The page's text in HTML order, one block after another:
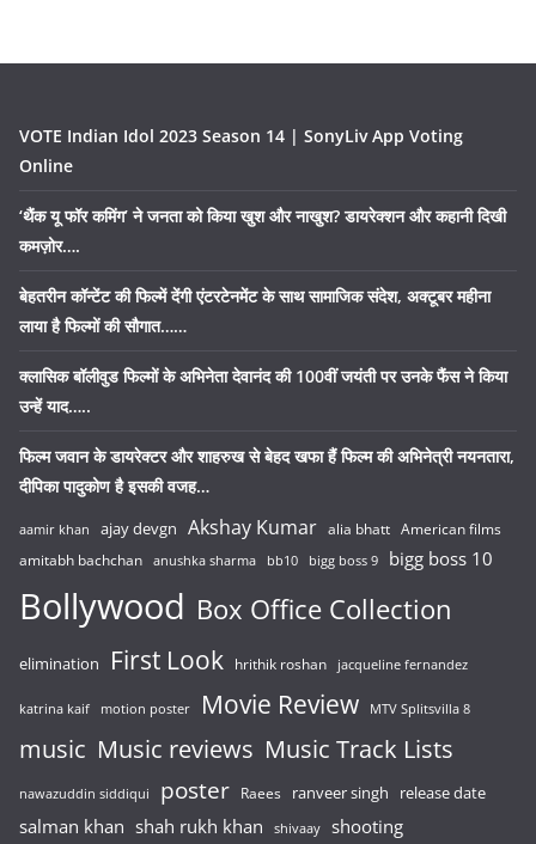
VOTE Indian Idol 2023 Season 14 | SonyLiv App Voting
Online
‘थैंक यू फॉर कमिंग’ ने जनता को किया खुश और नाखुश? डायरेक्शन और कहानी दिखी
कमज़ोर….
बेहतरीन कॉन्टेंट की फिल्में देंगी एंटरटेनमेंट के साथ सामाजिक संदेश, अक्टूबर महीना
लाया है फिल्मों की सौगात……
क्लासिक बॉलीवुड फिल्मों के अभिनेता देवानंद की 100वीं जयंती पर उनके फैंस ने किया
उन्हें याद…..
फिल्म जवान के डायरेक्टर और शाहरुख से बेहद खफा हैं फिल्म की अभिनेत्री नयनतारा,
दीपिका पादुकोण है इसकी वजह…
aamir khan ajay devgn Akshay Kumar alia bhatt American films
amitabh bachchan anushka sharma bb10 bigg boss 9 bigg boss 10
Bollywood Box Office Collection
elimination First Look hrithik roshan jacqueline fernandez
katrina kaif motion poster Movie Review MTV Splitsvilla 8
music Music reviews Music Track Lists
nawazuddin siddiqui poster Raees ranveer singh release date
salman khan shah rukh khan shivaay shooting